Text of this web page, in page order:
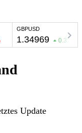
Update